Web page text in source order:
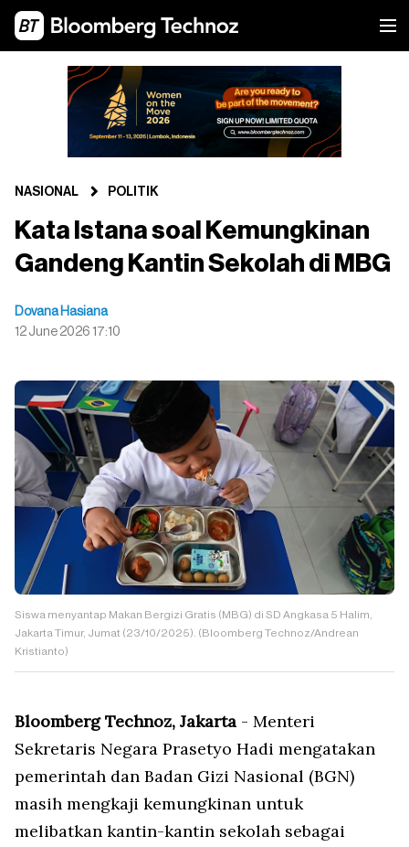
NASIONAL POLITIK
Kata Istana soal Kemungkinan
Gandeng Kantin Sekolah di MBG
Dovana Hasiana
12 June 2026 17:10
Siswa menyantap Makan Bergizi Gratis (MBG) di SD Angkasa 5 Halim,
Jakarta Timur, Jumat (23/10/2025). (Bloomberg Technoz/Andrean
Kristianto)
Bloomberg Technoz, Jakarta - Menteri
Sekretaris Negara Prasetyo Hadi mengatakan
pemerintah dan Badan Gizi Nasional (BGN)
masih mengkaji kemungkinan untuk
melibatkan kantin-kantin sekolah sebagai